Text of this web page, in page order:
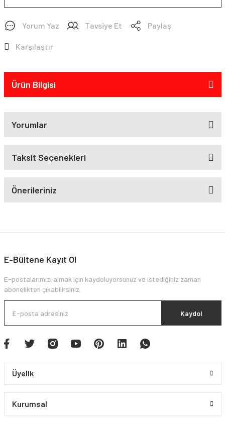
Yorum Yaz Tavsiye Et Paylaş
Karşılaştır
Ürün Bilgisi
Yorumlar
Taksit Seçenekleri
Önerileriniz
E-Bültene Kayıt Ol
E-postalarımızı almak için kaydoluyorsunuz ve istediğiniz zaman
abonelikten çıkabilirsiniz.
Kaydol
Üyelik
Kurumsal